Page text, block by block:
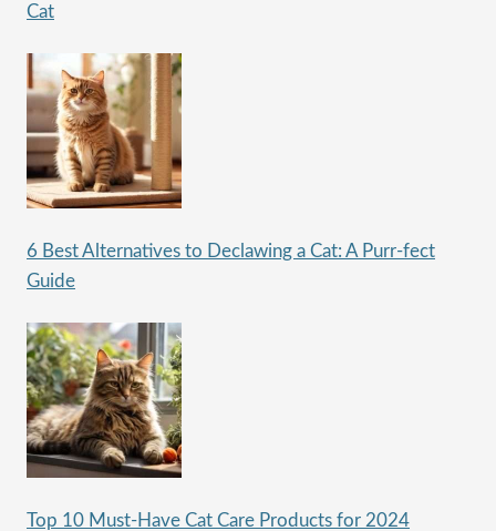
Cat
6 Best Alternatives to Declawing a Cat: A Purr-fect
Guide
Top 10 Must-Have Cat Care Products for 2024